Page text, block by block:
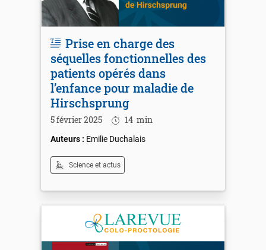
Prise en charge des
séquelles fonctionnelles des
patients opérés dans
l’enfance pour maladie de
Hirschsprung
5 février 2025 14 min
Emilie Duchalais
Science et actus